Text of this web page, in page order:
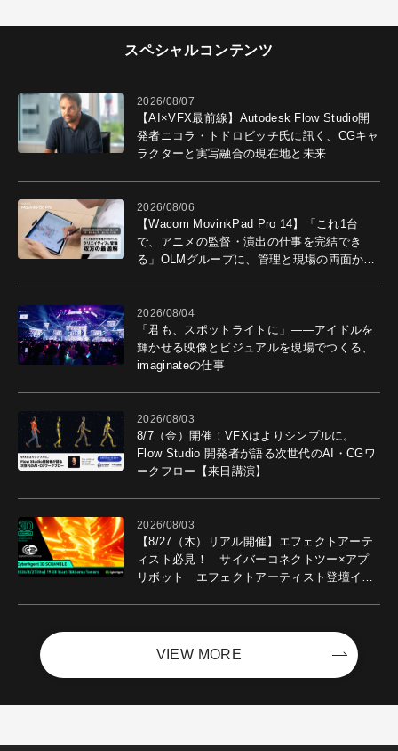
スペシャルコンテンツ
2026/08/07
【AI×VFX最前線】Autodesk Flow Studio開
発者ニコラ・トドロビッチ氏に訊く、CGキャ
ラクターと実写融合の現在地と未来
2026/08/06
【Wacom MovinkPad Pro 14】「これ1台
で、アニメの監督・演出の仕事を完結でき
る」OLMグループに、管理と現場の両面から
2026/08/04
「君も、スポットライトに」――アイドルを
輝かせる映像とビジュアルを現場でつくる、
imaginateの仕事
2026/08/03
8/7（金）開催！VFXはよりシンプルに。
Flow Studio 開発者が語る次世代のAI・CGワ
ークフロー【来日講演】
2026/08/03
【8/27（木）リアル開催】エフェクトアーテ
ィスト必見！ サイバーコネクトツー×アプ
リボット エフェクトアーティスト登壇イベ
VIEW MORE